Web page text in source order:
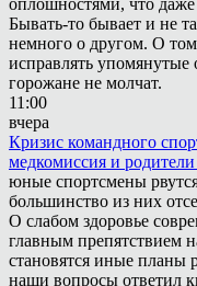
Бывать-то бывает и не
немного о другом. О
исправлять
горожане не молчат.
11:00
вчера
Кризис командного
медкомиссия и
юные спортсмены
большинство из них
О слабом здоровье
главным препятствием
становятся иные планы
наши вопросы ответил